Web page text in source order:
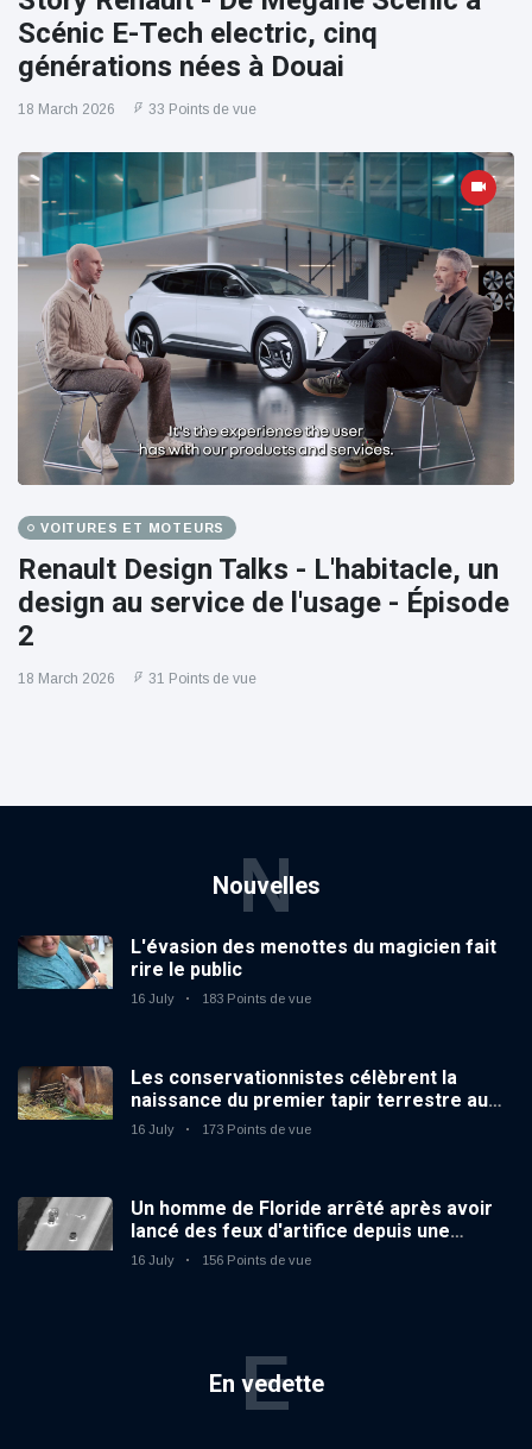
Scénic E-Tech electric, cinq
générations nées à Douai
18 March 2026 33 Points de vue
VOITURES ET MOTEURS
Renault Design Talks - L'habitacle, un
design au service de l'usage - Épisode
2
18 March 2026 31 Points de vue
Nouvelles
N
L'évasion des menottes du magicien fait
rire le public
16 July 183 Points de vue
Les conservationnistes célèbrent la
naissance du premier tapir terrestre au
zoo du Royaume-Uni depuis 14 ans
16 July 173 Points de vue
Un homme de Floride arrêté après avoir
lancé des feux d'artifice depuis une
voiture en mouvement
16 July 156 Points de vue
En vedette
E